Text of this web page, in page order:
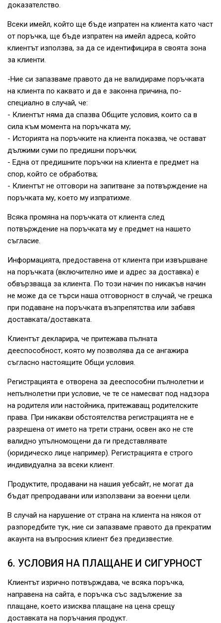
доказателство.
Всеки имейл, който ще бъде изпратен на клиента като част
от поръчка, ще бъде изпратен на имейл адреса, който
клиентът използва, за да се идентифицира в своята зона
за клиенти.
-Ние си запазваме правото да не валидираме поръчката
на клиента по каквато и да е законна причина, по-
специално в случай, че:
- Клиентът няма да спазва Общите условия, които са в
сила към момента на поръчката му;
- Историята на поръчките на клиента показва, че остават
дължими суми по предишни поръчки;
- Една от предишните поръчки на клиента е предмет на
спор, който се обработва;
- Клиентът не отговори на запитване за потвърждение на
поръчката му, което му изпратихме.
Всяка промяна на поръчката от клиента след
потвърждение на поръчката му е предмет на нашето
съгласие.
Информацията, предоставена от клиента при извършване
на поръчката (включително име и адрес за доставка) е
обвързваща за клиента. По този начин по никакъв начин
не може да се търси наша отговорност в случай, че грешка
при подаване на поръчката възпрепятства или забавя
доставката/доставката.
Клиентът декларира, че притежава пълната
дееспособност, която му позволява да се ангажира
съгласно настоящите Общи условия.
Регистрацията е отворена за дееспособни пълнолетни и
непълнолетни при условие, че те се намесват под надзора
на родителя или настойника, притежаващ родителските
права. При никакви обстоятелства регистрацията не е
разрешена от името на трети страни, освен ако не сте
валидно упълномощени да ги представлявате
(юридическо лице например). Регистрацията е строго
индивидуална за всеки клиент.
Продуктите, продавани на нашия уебсайт, не могат да
бъдат препродавани или използвани за военни цели.
В случай на нарушение от страна на клиента на някоя от
разпоредбите тук, ние си запазваме правото да прекратим
акаунта на въпросния клиент без предизвестие.
6. УСЛОВИЯ НА ПЛАЩАНЕ И СИГУРНОСТ
Клиентът изрично потвърждава, че всяка поръчка,
направена на сайта, е поръчка със задължение за
плащане, което изисква плащане на цена срещу
доставката на поръчания продукт.